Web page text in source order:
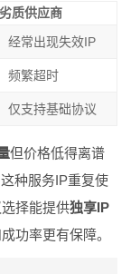
劣质供应商
经常出现失效IP
频繁超时
仅支持基础协议
但价格低得离谱
种服务IP重复使
择能提供独享IP
功率更有保障。